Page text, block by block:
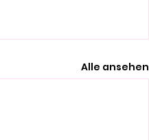
Alle ansehen